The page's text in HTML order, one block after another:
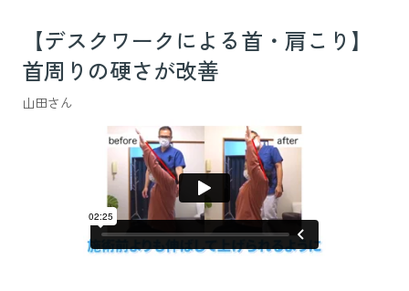
【デスクワークによる首・肩こり】
首周りの硬さが改善
山田さん